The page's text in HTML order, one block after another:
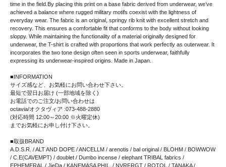
time in the field.By placing this print on a base fabric derived from underwear, we’ve
achieved a balance where rugged military motifs coexist with the lightness of
everyday wear. The fabric is an original, springy rib knit with excellent stretch and
recovery. This ensures a comfortable fit that conforms to the body without looking
sloppy. While maintaining the functionality of a material originally designed for
underwear, the T-shirt is crafted with proportions that work perfectly as outerwear. It
incorporates the two tone design often seen in sports underwear, faithfully
expressing its underwear-inspired origins. Made in Japan.
■INFORMATION
サイズ感など、お気軽にお問い合わせ下さい。
最短で翌日お届け (一部地域を除く)
お電話でのご注文/お問い合わせは
octavia/オクタヴィア :073-488-2880
(対応時間 12:00～20:00 ※火曜定休)
までお気軽にお申し付け下さい。
■取扱BRAND
A.D.S.R. / ALT AND DOPE / ANCELLM / arenotis / bal original / BLOHM / BOWWOW
/ C.E(CAVEMPT) / doublet / Dumbo incense / elephant TRIBAL fabrics /
EPHEMERAL / JieDa / KANEMASA PHIL. / NVRFRGT / ROTOL / TANAKA /